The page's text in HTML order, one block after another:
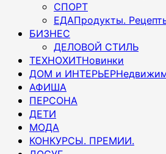
СПОРТ
ЕДАПродукты.
БИЗНЕС
ДЕЛОВОЙ СТИЛЬ
ТЕХНОХИТНовинки
ДОМ и ИНТЕРЬЕР
АФИША
ПЕРСОНА
ДЕТИ
МОДА
КОНКУРСЫ. ПРЕМИИ.